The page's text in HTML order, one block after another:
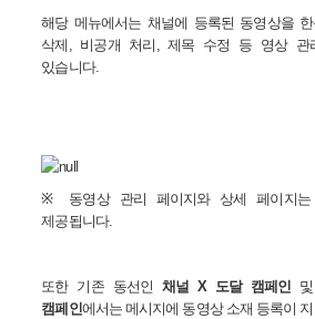
해당 메뉴에서는 채널에 등록된 동영상을
삭제 , 비공개 처리 ,제목 수정 등 영상 관
있습니다.
※ 동영상 관리 페이지와 상세 페이지는
제공됩니다.
또한 기존 동선인 채널X 도달 캠페인 및
캠페인에서는 메시지에 동영상 소재 등록이